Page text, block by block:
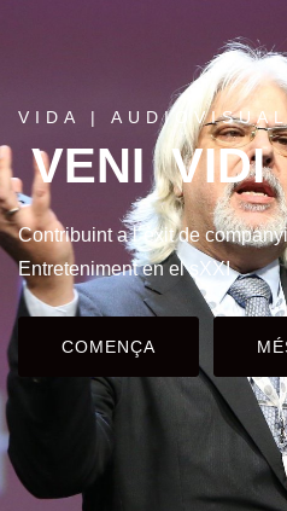
VIDA |
VENI VIDI
Contribuint a l´èxit de
Entreteniment en el sXXI
COMENÇA